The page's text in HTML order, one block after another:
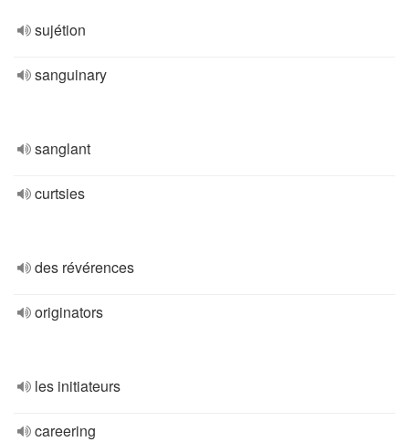
sujétion
sanguinary
sanglant
curtsies
des révérences
originators
les initiateurs
careering